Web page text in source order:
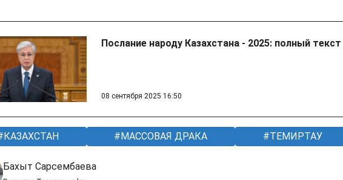
Послание народу Казахстана - 2025: полный текст
08 сентября 2025 16:50
КАЗАХСТАН МАССОВАЯ ДРАКА ТЕМИРТАУ
Бахыт Сарсембаева